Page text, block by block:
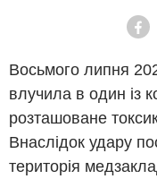
Восьмого липня
влучила в один із
розташоване
Внаслідок удару
територія